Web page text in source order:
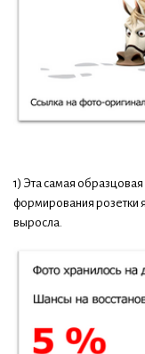
1) Эта самая
формирования розетки
выросла.